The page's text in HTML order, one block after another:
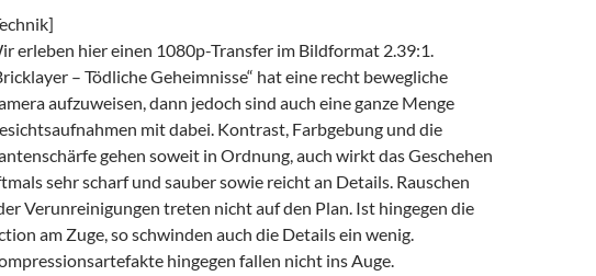
erleben hier einen 1080p-Transfer im Bildformat 2.39:1.
– Tödliche Geheimnisse“ hat eine recht bewegliche
aufzuweisen, dann jedoch sind auch eine ganze Menge
mit dabei. Kontrast, Farbgebung und die
gehen soweit in Ordnung, auch wirkt das Geschehen
sehr scharf und sauber sowie reicht an Details. Rauschen
Verunreinigungen treten nicht auf den Plan. Ist hingegen die
am Zuge, so schwinden auch die Details ein wenig.
hingegen fallen nicht ins Auge.